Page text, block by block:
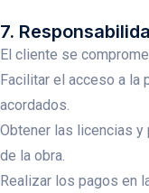
7.
El cliente se
Facilitar el acceso a la
acordados.
Obtener las licencias
de la obra.
Realizar los pagos en